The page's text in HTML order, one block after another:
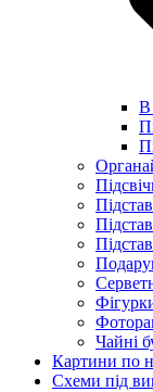
В
Чайні
Картини по
Схеми під